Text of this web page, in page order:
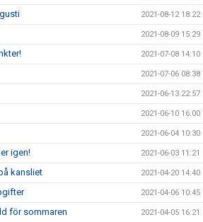
2021-08-12 18:22
2021-08-09 15:29
2021-07-08 14:10
2021-07-06 08:38
2021-06-13 22:57
2021-06-10 16:00
2021-06-04 10:30
igen! 2021-06-03 11:21
kansliet 2021-04-20 14:40
2021-04-06 10:45
för sommaren 2021-04-05 16:21